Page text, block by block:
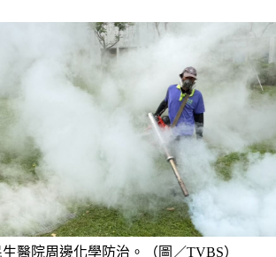
生醫院周邊化學防治。（圖／TVBS）